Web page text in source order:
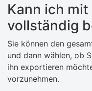
Kann ich
vollständig
Sie können den
und dann wählen, ob
ihn exportieren
vorzunehmen.